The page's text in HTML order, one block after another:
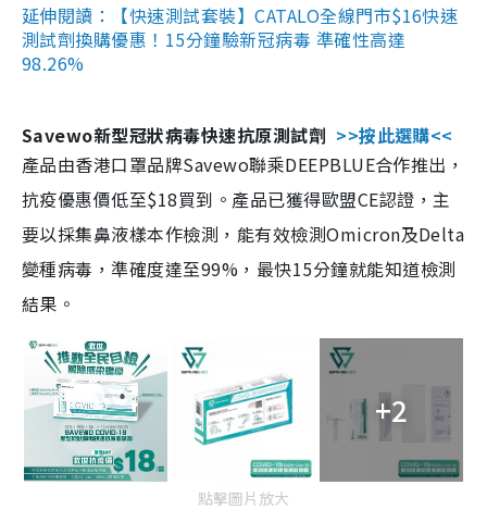
延伸閱讀：【快速測試套裝】CATALO全線門市$16快速
測試劑換購優惠！15分鐘驗新冠病毒 準確性高達
98.26%
Savewo新型冠狀病毒快速抗原測試劑 >>按此選購<<
產品由香港口罩品牌Savewo聯乘DEEPBLUE合作推出，
抗疫優惠價低至$18買到。產品已獲得歐盟CE認證，主
要以採集鼻液樣本作檢測，能有效檢測Omicron及Delta
變種病毒，準確度達至99%，最快15分鐘就能知道檢測
結果。
+2
點擊圖片放大